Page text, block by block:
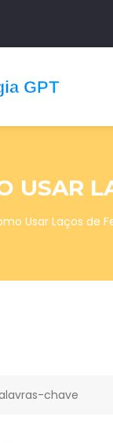
USAR
Usar Laços de